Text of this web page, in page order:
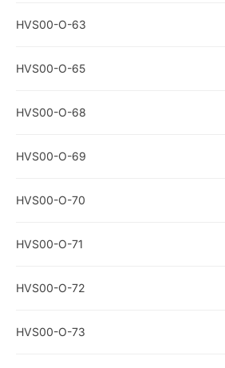
HVS00-O-63
HVS00-O-65
HVS00-O-68
HVS00-O-69
HVS00-O-70
HVS00-O-71
HVS00-O-72
HVS00-O-73